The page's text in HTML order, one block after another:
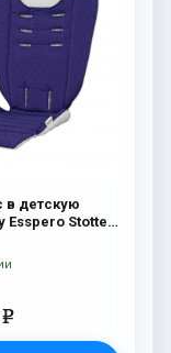
в детскую
Esspero Stotte
e